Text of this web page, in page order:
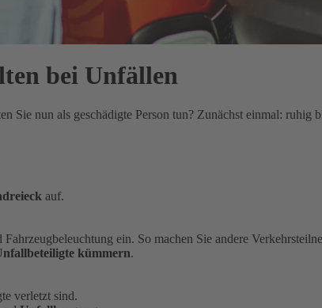
bei Unfällen
Sie nun als geschädigte Person tun? Zunächst einmal:
auf.
ein. So machen Sie andere
kümmern.
verletzt sind.